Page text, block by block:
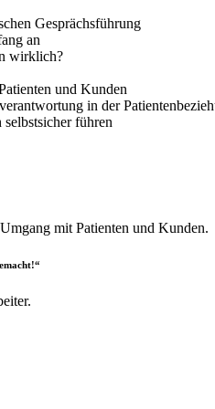
Gesprächsführung
an
wirklich?
und Kunden
in der
führen
mit Patienten und Kunden.